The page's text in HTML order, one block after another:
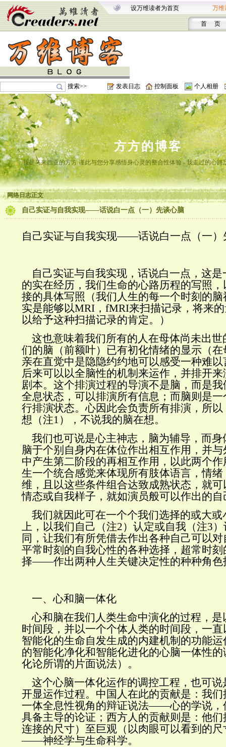
设万维读者为首页 万维
首 页
搜索>> 发表日志 控制面板 个人相册
方方的博客
我是马来西亚的方方 谨此与您分享感悟身心灵的整合性体验 - 我走过的心路
网络日志正文
自己实证与自我实现——话说白一点（一）先谈心脑
自己实证与自我实现——话说白一点（一）
自己实证与自我实现，话说白一点，这
的实在经历，我们生命的心路历程的写照
接的具体写照（我们人生的每一个时刻的
实是能够以MRI ， fMRI来扫描记录，将来
以给予这种扫描记录的肯定。）
这也意味着我们所有的人在母体尚未出
们的脑（前额叶）已有初化情绪的显示（
亲在直觉中是隐隐约约地可以感受一种难
后来可以以全脑性的机制来运作，并排开
剧本。这个排演过程的导演不是脑，而是
全息状态，可以排演所有信息；而脑则是
行排演状态。心因此会负责所有排演，所
想（注1），不说我的脑在想。
我们也可说是心主神志，脑为辅导，而
脑于个别自身内在体位作出相互作用，并
中产生第二阶段的再相互作用，以此两个
生一个统合感觉来体现所有肢体语言，情
维，且以这些条件组合达致成熟状态，就
情态或自我样子，就如演员般可以作出的
我们就因此可在一个个我们选择的或大
上，以我们自己（注2）认定或自我（注3
同，让我们有所凭借去作出各种自己可以
平常时刻的自我心性的各种选择，超常时
择——作出两种人生关键决定性的种种角色
一、心和脑一体化
心和脑在我们人类生命中演化的过程，
时间段，并以一个个体人类的时间段，一
智能化的生命自发生成的内建机制的功能
的智能化净化和智能化进化的心脑一体性
化论所谓的片面说法）。
这个心脑一体化运作的调控工程，也可
开显运作过程。中国人在此的贡献是：我
一体全息性视角的辩证说法——心的学说，
具备主导的论证；西方人的贡献则是：他
连接的尺寸）至巨观（以肉眼可以看到的
——神经学与生命科学。